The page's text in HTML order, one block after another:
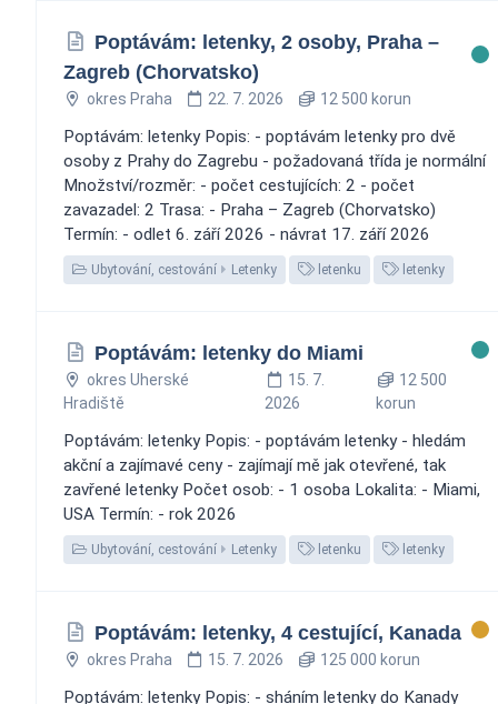
Poptávám: letenky, 2 osoby, Praha –
Zagreb (Chorvatsko)
okres Praha 22. 7. 2026 12 500 korun
Poptávám: letenky Popis: - poptávám letenky pro dvě
osoby z Prahy do Zagrebu - požadovaná třída je normální
Množství/rozměr: - počet cestujících: 2 - počet
zavazadel: 2 Trasa: - Praha – Zagreb (Chorvatsko)
Termín: - odlet 6. září 2026 - návrat 17. září 2026
Ubytování, cestování Letenky letenku letenky
Poptávám: letenky do Miami
okres Uherské
Hradiště
15. 7.
2026
12 500
korun
Poptávám: letenky Popis: - poptávám letenky - hledám
akční a zajímavé ceny - zajímají mě jak otevřené, tak
zavřené letenky Počet osob: - 1 osoba Lokalita: - Miami,
USA Termín: - rok 2026
Ubytování, cestování Letenky letenku letenky
Poptávám: letenky, 4 cestující, Kanada
okres Praha 15. 7. 2026 125 000 korun
Poptávám: letenky Popis: - sháním letenky do Kanady